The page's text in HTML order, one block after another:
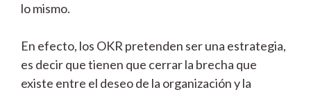
lo mismo.
En efecto, los OKR pretenden ser una estrategia,
es decir que tienen que cerrar la brecha que
existe entre el deseo de la organización y la